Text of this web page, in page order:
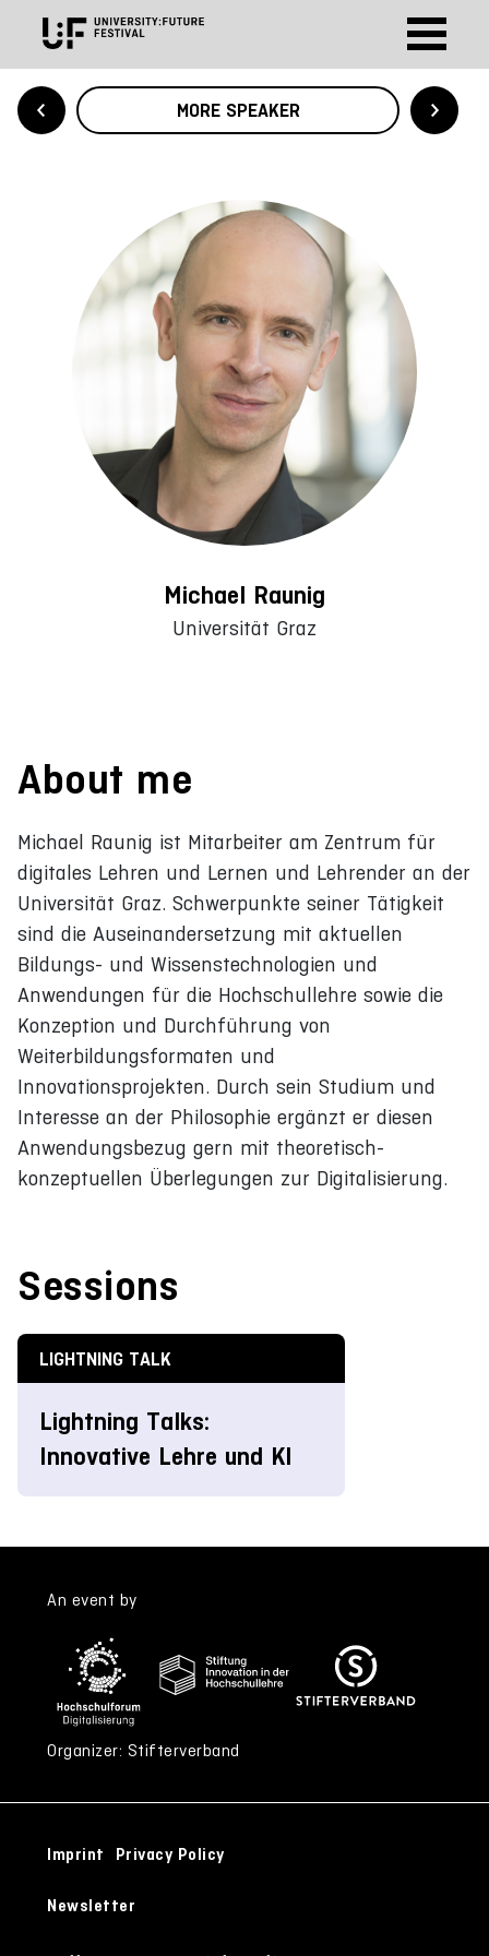
MORE SPEAKER
Michael Raunig
Universität Graz
About me
Michael Raunig ist Mitarbeiter am Zentrum für
digitales Lehren und Lernen und Lehrender an der
Universität Graz. Schwerpunkte seiner Tätigkeit
sind die Auseinandersetzung mit aktuellen
Bildungs- und Wissenstechnologien und
Anwendungen für die Hochschullehre sowie die
Konzeption und Durchführung von
Weiterbildungsformaten und
Innovationsprojekten. Durch sein Studium und
Interesse an der Philosophie ergänzt er diesen
Anwendungsbezug gern mit theoretisch-
konzeptuellen Überlegungen zur Digitalisierung.
Sessions
LIGHTNING TALK
Lightning Talks:
Innovative Lehre und KI
An event by
Organizer: Stifterverband
Imprint Privacy Policy
Newsletter